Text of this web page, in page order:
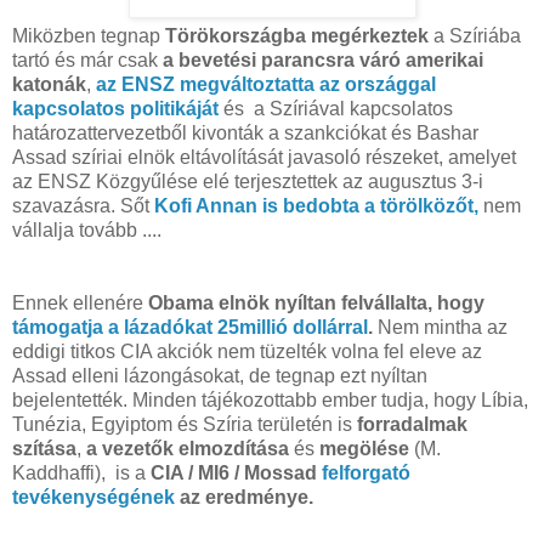
Miközben tegnap Törökországba megérkeztek a Szíriába
tartó és már csak a bevetési parancsra váró amerikai
katonák, az ENSZ megváltoztatta az országgal
kapcsolatos politikáját és a Szíriával kapcsolatos
határozattervezetből kivonták a szankciókat és Bashar
Assad szíriai elnök eltávolítását javasoló részeket, amelyet
az ENSZ Közgyűlése elé terjesztettek az augusztus 3-i
szavazásra. Sőt Kofi Annan is bedobta a törölközőt, nem
vállalja tovább ....
Ennek ellenére Obama elnök nyíltan felvállalta, hogy
támogatja a lázadókat 25millió dollárral . Nem mintha az
eddigi titkos CIA akciók nem tüzelték volna fel eleve az
Assad elleni lázongásokat, de tegnap ezt nyíltan
bejelentették. Minden tájékozottabb ember tudja, hogy Líbia,
Tunézia, Egyiptom és Szíria területén is forradalmak
szítása, a vezetők elmozdítása és megölése (M.
Kaddhaffi), is a CIA / MI6 / Mossad felforgató
tevékenységének az eredménye.